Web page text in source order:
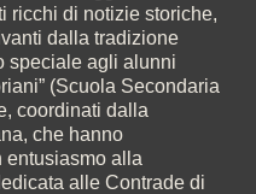
ricchi di notizie storiche,
dalla tradizione
speciale agli alunni
(Scuola Secondaria
coordinati dalla
che hanno
entusiasmo alla
alle Contrade di